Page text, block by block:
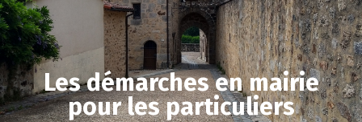
Les démarches en mairie
pour les particuliers